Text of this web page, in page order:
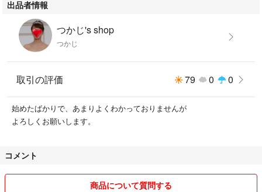
出品者情報
つかじ's shop
つかじ
取引の評価 79 0 0
始めたばかりで、あまりよくわかっておりませんが
よろしくお願いします。
コメント
商品について質問する